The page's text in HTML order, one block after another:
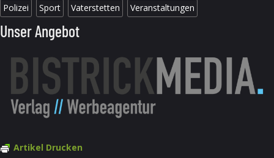
Polizei Sport Vaterstetten Veranstaltungen
Unser Angebot
Artikel Drucken